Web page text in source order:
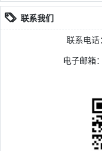
联系我们
联系电
电子邮箱